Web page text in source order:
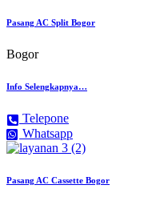
Pasang AC Split Bogor
Bogor
Info Selengkapnya…
Telepone
Whatsapp
Pasang AC Cassette Bogor